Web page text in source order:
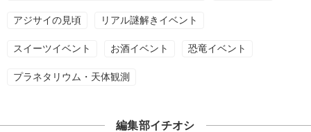
アジサイの見頃 リアル謎解きイベント
スイーツイベント お酒イベント 恐竜イベント
プラネタリウム・天体観測
編集部イチオシ